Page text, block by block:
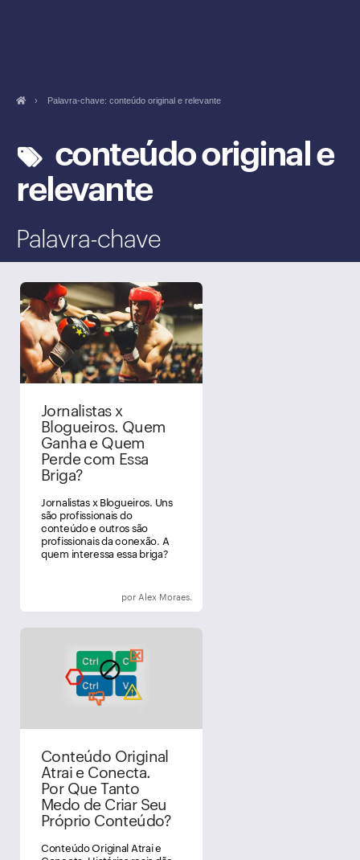
› Palavra-chave: conteúdo original e relevante
conteúdo original e
relevante
Palavra-chave
Jornalistas x
Blogueiros. Quem
Ganha e Quem
Perde com Essa
Briga?
Jornalistas x Blogueiros. Uns
são profissionais do
conteúdo e outros são
profissionais da conexão. A
quem interessa essa briga?
por Alex Moraes.
Conteúdo Original
Atrai e Conecta.
Por Que Tanto
Medo de Criar Seu
Próprio Conteúdo?
Conteúdo Original Atrai e